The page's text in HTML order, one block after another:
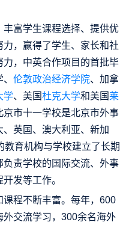
富学生课程选择、提供优
，赢得了学生、家长和社
，中英合作项目的首批毕
伦敦政治经济学院、加拿
学、美国杜克大学和美国莱
市十一学校是北京市外事
英国、澳大利亚、新加
育机构与学校建立了长期
责学校的国际交流、外事
发等工作。
程不断丰富。每年，600
交流学习，300余名海外